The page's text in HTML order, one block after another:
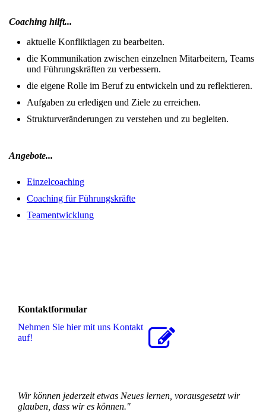
Coaching hilft...
aktuelle Konfliktlagen zu bearbeiten.
die Kommunikation zwischen einzelnen Mitarbeitern, Teams
und Führungskräften zu verbessern.
die eigene Rolle im Beruf zu entwickeln und zu reflektieren.
Aufgaben zu erledigen und Ziele zu erreichen.
Strukturveränderungen zu verstehen und zu begleiten.
Angebote...
Einzelcoaching
Coaching für Führungskräfte
Teamentwicklung
Kontaktformular
Nehmen Sie hier mit uns Kontakt
auf!
Wir können jederzeit etwas Neues lernen, vorausgesetzt wir
glauben, dass wir es können."